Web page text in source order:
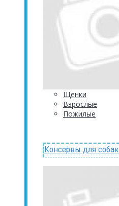
Щенки
Взрослые
Пожилые
Консервы для собак